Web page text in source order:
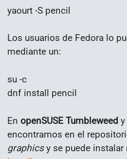
yaourt -S pencil
Los usuarios de Fedora lo
mediante un:
su -c
dnf install pencil
En openSUSE Tumbleweed y
encontramos en el
graphicsy se puede instalar